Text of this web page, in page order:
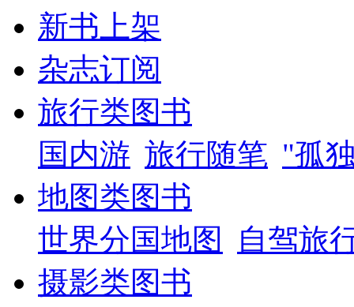
新书上架
杂志订阅
旅行类图书
国内游 旅行随笔 "孤
地图类图书
世界分国地图
自驾旅
摄影类图书